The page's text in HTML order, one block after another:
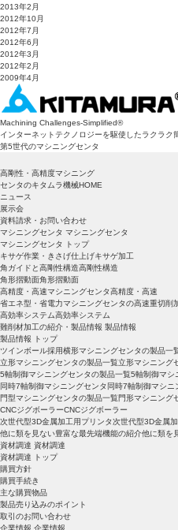
2013年2月
2012年10月
2012年7月
2012年6月
2012年3月
2012年2月
2009年4月
Machining Challenges-Simplified®
インターネットテクノロジーを駆使したラクラク
第5世代のマシニングセンタ
高剛性・高精度マシニング
センタのキタムラ機械HOME
ニュース
展示会
資料請求・お問い合わせ
マシニングセンタ マシニングセンタ
マシニングセンタ トップ
キサゲ作業・きさげ仕上げキサゲ加工
角ガイドと高剛性構造高剛性構造
角形摺動面角形摺動面
高精度・高速マシニングセンタ高精度・高速
省エネ型・省電力マシニングセンタの高速重切削
高効率システム高効率システム
難削材加工の紹介・製品情報 製品情報
製品情報 トップ
ツインボール採用横形マシニングセンタの製品一
立形マシニングセンタの製品一覧立形マシニング
5軸制御マシニングセンタの製品一覧5軸制御マシ
同時7軸制御マシニングセンタ 同時7軸制御マシニ
門型マシニングセンタの製品一覧門形マシニング
CNCジグボーラーCNCジグボーラー
次世代型3D金属加工用プリンタ次世代型3D金属
他に類を見ない豊富な最先端機能の紹介他に類を
資材調達 資材調達
資材調達 トップ
購買方針
購買手続き
主な購買物品
製品売り込みのポイント
取引のお問い合わせ
企業情報 企業情報